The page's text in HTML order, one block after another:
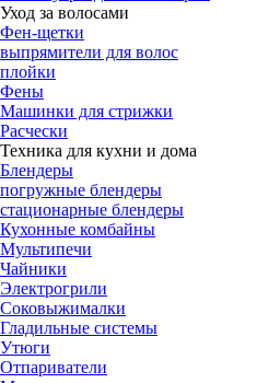
Уход за волосами
Фен-щетки
выпрямители для волос
плойки
Фены
Машинки для стрижки
Расчески
Техника для кухни и дома
Блендеры
погружные блендеры
стационарные блендеры
Кухонные комбайны
Мультипечи
Чайники
Электрогрили
Соковыжималки
Гладильные системы
Утюги
Отпариватели